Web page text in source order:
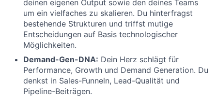
deinen eigenen Output sowie den deines Teams
um ein vielfaches zu skalieren. Du hinterfragst
bestehende Strukturen und triffst mutige
Entscheidungen auf Basis technologischer
Möglichkeiten.
Demand-Gen-DNA: Dein Herz schlägt für
Performance, Growth und Demand Generation. Du
denkst in Sales-Funneln, Lead-Qualität und
Pipeline-Beiträgen.